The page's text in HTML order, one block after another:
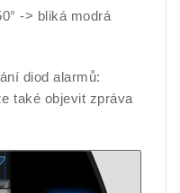
-> bliká modrá
diod alarmů:
také objevit zpráva